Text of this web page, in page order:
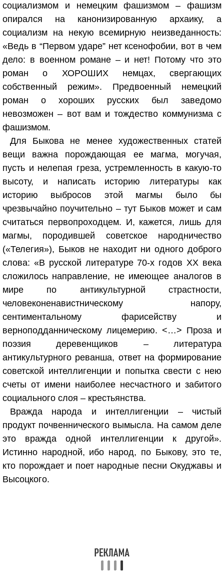
социализмом и немецким фашизмом – фашизм
опирался на канонизированную архаику, а
социализм на некую всемирную неизведанность:
«Ведь в “Первом ударе” нет ксенофобии, вот в чем
дело: в военном романе – и нет! Потому что это
роман о ХОРОШИХ немцах, свергающих
собственный режим». Предвоенный немецкий
роман о хороших русских был заведомо
невозможен – вот вам и тождество коммунизма с
фашизмом.
Для Быкова не менее художественных статей
вещи важна порождающая ее магма, могучая,
пусть и нелепая греза, устремленность в какую-то
высоту, и написать историю литературы как
историю выбросов этой магмы было бы
чрезвычайно поучительно – тут Быков может и сам
считаться первопроходцем. И, кажется, лишь для
магмы, породившей советское народничество
(«Телегия»), Быков не находит ни одного доброго
слова: «В русской литературе 70-х годов XX века
сложилось направление, не имеющее аналогов в
мире по антикультурной страстности,
человеконенавистническому напору,
сентиментальному фарисейству и
верноподданническому лицемерию. <…> Проза и
поэзия деревенщиков – литература
антикультурного реванша, ответ на формирование
советской интеллигенции и попытка свести с нею
счеты от имени наиболее несчастного и забитого
социального слоя – крестьянства.
Вражда народа и интеллигенции – чистый
продукт почвеннического вымысла. На самом деле
это вражда одной интеллигенции к другой».
Истинно народной, ибо народ, по Быкову, это те,
кто порождает и поет народные песни Окуджавы и
Высоцкого.